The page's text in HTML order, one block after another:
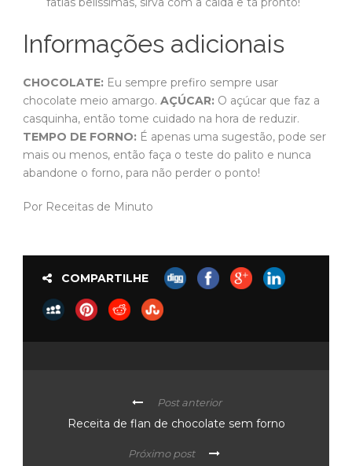
Informações adicionais
CHOCOLATE: Eu sempre prefiro sempre usar
chocolate meio amargo. AÇÚCAR: O açúcar que faz a
casquinha, então tome cuidado na hora de reduzir.
TEMPO DE FORNO: É apenas uma sugestão, pode ser
mais ou menos, então faça o teste do palito e nunca
abandone o forno, para não perder o ponto!
Por Receitas de Minuto
COMPARTILHE
Post anterior
Receita de flan de chocolate sem forno
Próximo post